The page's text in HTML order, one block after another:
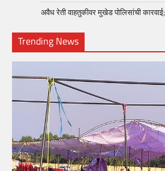
अवैध रेती वाहतुकीवर मुखेड पोलिसांची
Trending News